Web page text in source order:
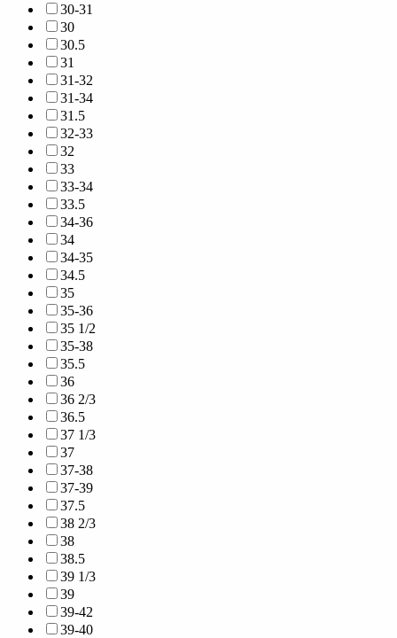
30-31
30
30.5
31
31-32
31-34
31.5
32-33
32
33
33-34
33.5
34-36
34
34-35
34.5
35
35-36
35 1/2
35-38
35.5
36
36 2/3
36.5
37 1/3
37
37-38
37-39
37.5
38 2/3
38
38.5
39 1/3
39
39-42
39-40